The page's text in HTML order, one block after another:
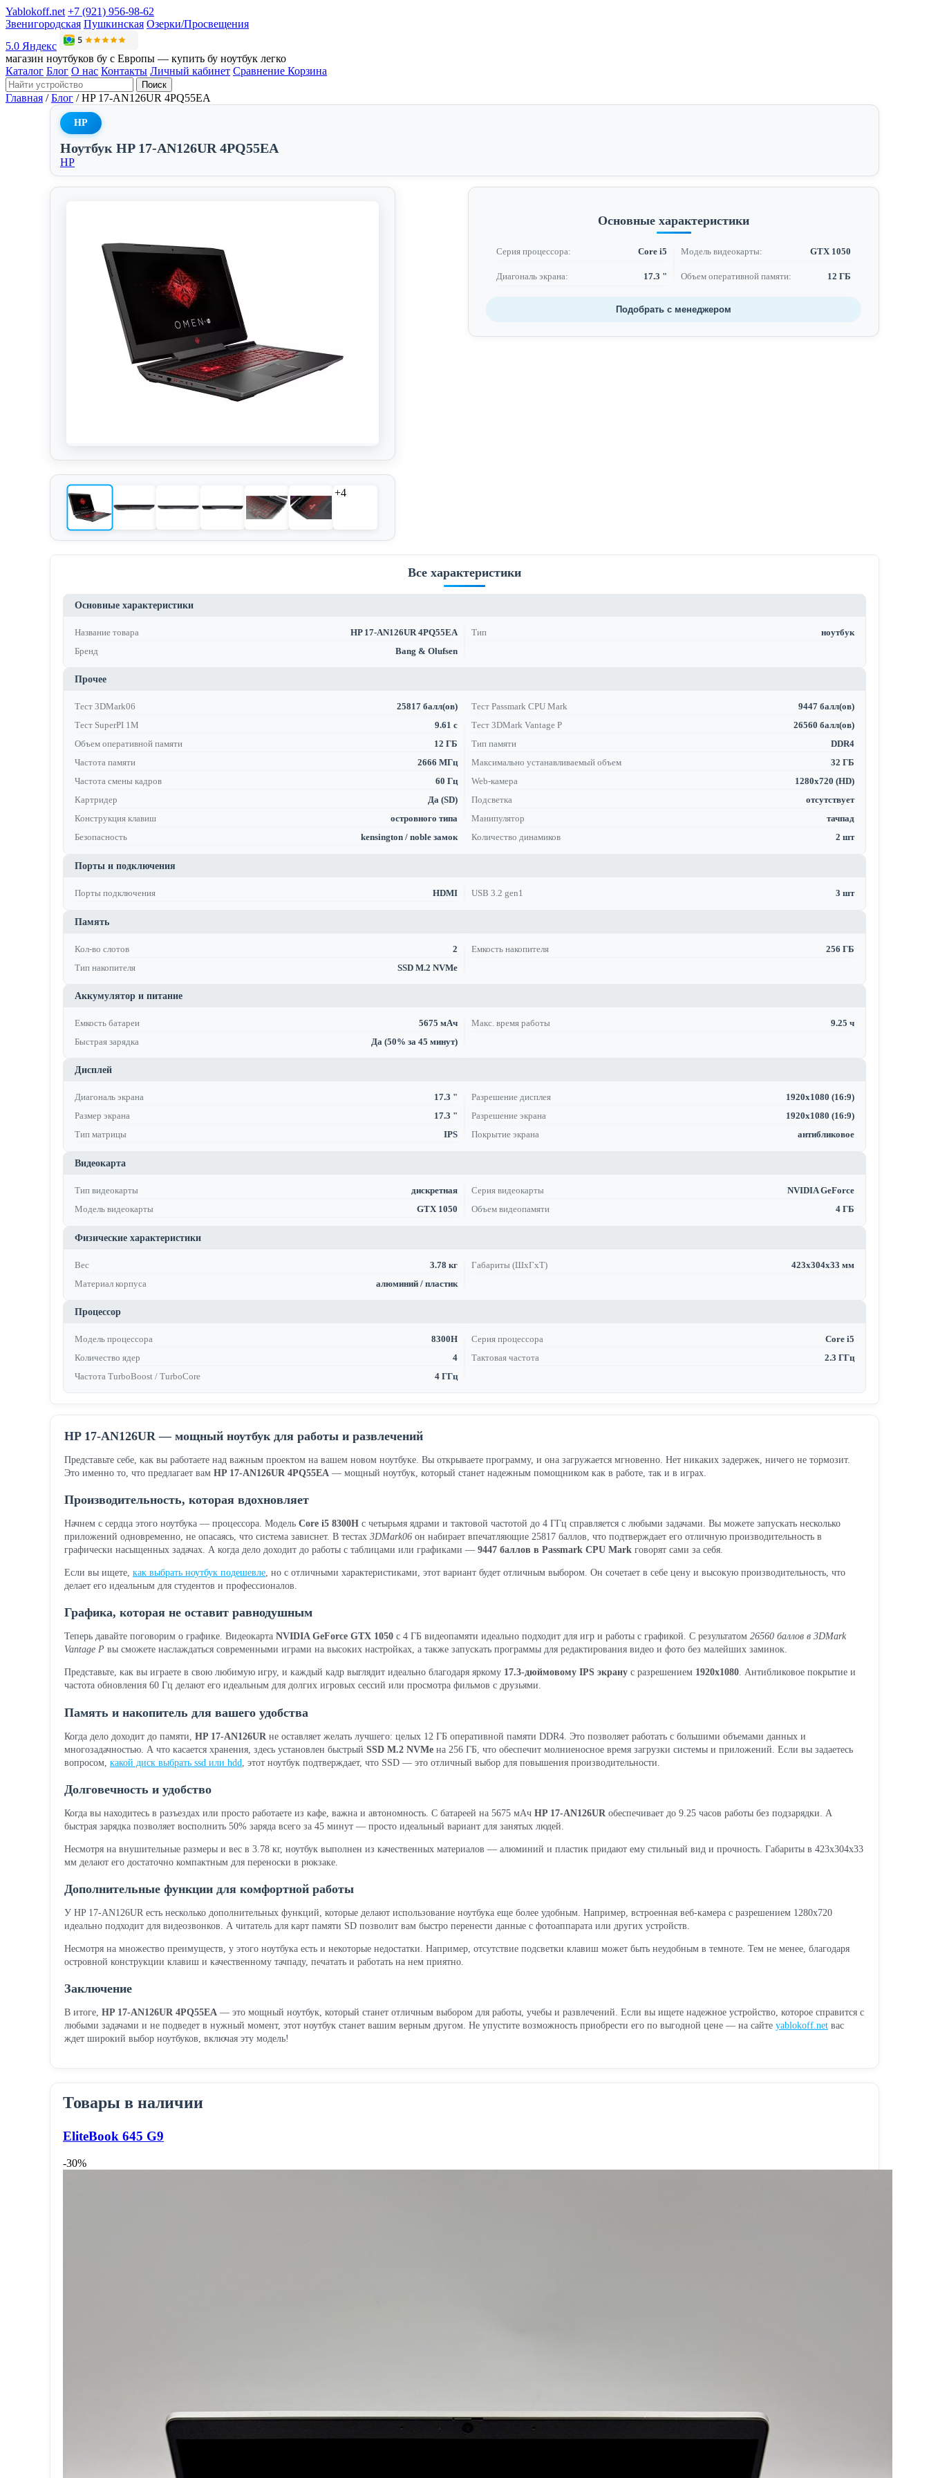
Yablokoff.net +7 (921) 956-98-62
Звенигородская Пушкинская Озерки/Просвещения
5.0 Яндекс
магазин ноутбуков бу с Европы — купить бу ноутбук легко
Каталог Блог О нас Контакты Личный кабинет Сравнение Корзина
Поиск
Главная / Блог / HP 17-AN126UR 4PQ55EA
HP
Ноутбук HP 17-AN126UR 4PQ55EA
HP
+4
Основные характеристики
Серия процессора: Core i5 Модель видеокарты: GTX 1050
Диагональ экрана: 17.3 " Объем оперативной памяти: 12 ГБ
Подобрать с менеджером
Все характеристики
Основные характеристики
Название товара HP 17-AN126UR 4PQ55EA Тип
ноутбук
Бренд
Bang & Olufsen
Прочее
Тест 3DMark06 25817 балл(ов) Тест Passmark CPU Mark
9447 балл(ов)
Тест SuperPI 1M
9.61 с Тест 3DMark Vantage P
26560 балл(ов)
Объем оперативной памяти
12 ГБ Тип памяти
DDR4
Частота памяти
2666 МГц Максимально устанавливаемый объем
32 ГБ
Частота смены кадров
60 Гц Web-камера
1280x720 (HD)
Картридер
Да (SD) Подсветка
отсутствует
Конструкция клавиш
островного типа Манипулятор
тачпад
Безопасность
kensington / noble замок Количество динамиков 2 шт
Порты и подключения
Порты подключения HDMI USB 3.2 gen1 3 шт
Память
Кол-во слотов 2 Емкость накопителя
256 ГБ
Тип накопителя
SSD M.2 NVMe
Аккумулятор и питание
Емкость батареи 5675 мАч Макс. время работы
9.25 ч
Быстрая зарядка
Да (50% за 45 минут)
Дисплей
Диагональ экрана 17.3 " Разрешение дисплея
1920x1080 (16:9)
Размер экрана
17.3 " Разрешение экрана
1920x1080 (16:9)
Тип матрицы
IPS Покрытие экрана антибликовое
Видеокарта
Тип видеокарты дискретная Серия видеокарты
NVIDIA GeForce
Модель видеокарты
GTX 1050 Объем видеопамяти 4 ГБ
Физические характеристики
Вес 3.78 кг Габариты (ШхГхТ)
423x304x33 мм
Материал корпуса
алюминий / пластик
Процессор
Модель процессора 8300H Серия процессора
Core i5
Количество ядер
4 Тактовая частота
2.3 ГГц
Частота TurboBoost / TurboCore
4 ГГц
HP 17-AN126UR — мощный ноутбук для работы и развлечений
Представьте себе, как вы работаете над важным проектом на вашем новом ноутбуке. Вы открываете программу, и она загружается мгновенно. Нет никаких задержек, ничего не тормозит.
Это именно то, что предлагает вам HP 17-AN126UR 4PQ55EA — мощный ноутбук, который станет надежным помощником как в работе, так и в играх.
Производительность, которая вдохновляет
Начнем с сердца этого ноутбука — процессора. Модель Core i5 8300H с четырьмя ядрами и тактовой частотой до 4 ГГц справляется с любыми задачами. Вы можете запускать несколько
приложений одновременно, не опасаясь, что система зависнет. В тестах 3DMark06 он набирает впечатляющие 25817 баллов, что подтверждает его отличную производительность в
графически насыщенных задачах. А когда дело доходит до работы с таблицами или графиками — 9447 баллов в Passmark CPU Mark говорят сами за себя.
Если вы ищете, как выбрать ноутбук подешевле, но с отличными характеристиками, этот вариант будет отличным выбором. Он сочетает в себе цену и высокую производительность, что
делает его идеальным для студентов и профессионалов.
Графика, которая не оставит равнодушным
Теперь давайте поговорим о графике. Видеокарта NVIDIA GeForce GTX 1050 с 4 ГБ видеопамяти идеально подходит для игр и работы с графикой. С результатом 26560 баллов в 3DMark
Vantage P вы сможете наслаждаться современными играми на высоких настройках, а также запускать программы для редактирования видео и фото без малейших заминок.
Представьте, как вы играете в свою любимую игру, и каждый кадр выглядит идеально благодаря яркому 17.3-дюймовому IPS экрану с разрешением 1920x1080. Антибликовое покрытие и
частота обновления 60 Гц делают его идеальным для долгих игровых сессий или просмотра фильмов с друзьями.
Память и накопитель для вашего удобства
Когда дело доходит до памяти, HP 17-AN126UR не оставляет желать лучшего: целых 12 ГБ оперативной памяти DDR4. Это позволяет работать с большими объемами данных и
многозадачностью. А что касается хранения, здесь установлен быстрый SSD M.2 NVMe на 256 ГБ, что обеспечит молниеносное время загрузки системы и приложений. Если вы задаетесь
вопросом, какой диск выбрать ssd или hdd , этот ноутбук подтверждает, что SSD — это отличный выбор для повышения производительности.
Долговечность и удобство
Когда вы находитесь в разъездах или просто работаете из кафе, важна и автономность. С батареей на 5675 мАч HP 17-AN126UR обеспечивает до 9.25 часов работы без подзарядки. А
быстрая зарядка позволяет восполнить 50% заряда всего за 45 минут — просто идеальный вариант для занятых людей.
Несмотря на внушительные размеры и вес в 3.78 кг, ноутбук выполнен из качественных материалов — алюминий и пластик придают ему стильный вид и прочность. Габариты в 423x304x33
мм делают его достаточно компактным для переноски в рюкзаке.
Дополнительные функции для комфортной работы
У HP 17-AN126UR есть несколько дополнительных функций, которые делают использование ноутбука еще более удобным. Например, встроенная веб-камера с разрешением 1280x720
идеально подходит для видеозвонков. А читатель для карт памяти SD позволит вам быстро перенести данные с фотоаппарата или других устройств.
Несмотря на множество преимуществ, у этого ноутбука есть и некоторые недостатки. Например, отсутствие подсветки клавиш может быть неудобным в темноте. Тем не менее, благодаря
островной конструкции клавиш и качественному тачпаду, печатать и работать на нем приятно.
Заключение
В итоге, HP 17-AN126UR 4PQ55EA — это мощный ноутбук, который станет отличным выбором для работы, учебы и развлечений. Если вы ищете надежное устройство, которое справится с
любыми задачами и не подведет в нужный момент, этот ноутбук станет вашим верным другом. Не упустите возможность приобрести его по выгодной цене — на сайте yablokoff.net вас
ждет широкий выбор ноутбуков, включая эту модель!
Товары в наличии
EliteBook 645 G9
-30%